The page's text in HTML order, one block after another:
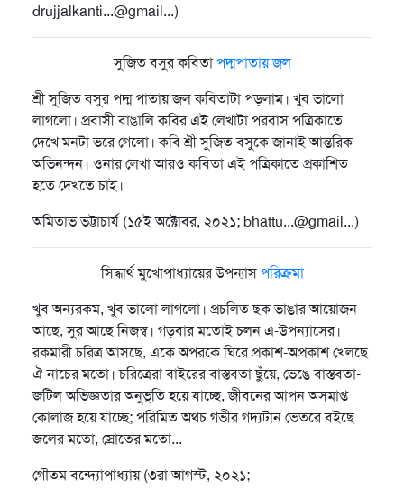
drujjalkanti...@gmail...)
সুজিত বসুর কবিতাপদ্মপাতায় জল
শ্রী সুজিত বসুর পদ্ম পাতায় জল কবিতাটা পড়লাম। খুব ভালো
লাগলো। প্রবাসী বাঙালি কবির এই লেখাটা পরবাস পত্রিকাতে
দেখে মনটা ভরে গেলো। কবি শ্রী সুজিত বসুকে জানাই আন্তরিক
অভিনন্দন। ওনার লেখা আরও কবিতা এই পত্রিকাতে প্রকাশিত
হতে দেখতে চাই।
অমিতাভ ভট্টাচার্য (১৫ই অক্টোবর, ২০২১; bhattu...@gmail...)
সিদ্ধার্থ মুখোপাধ্যায়ের উপন্যাসপরিক্রমা
খুব অন‍্যরকম, খুব ভালো লাগলো। প্রচলিত ছক ভাঙার আয়োজন
আছে, সুর আছে নিজস্ব। গড়বার মতোই চলন এ-উপন‍্যাসের।
রকমারী চরিত্র আসছে, একে অপরকে ঘিরে প্রকাশ-অপ্রকাশ খেলছে
ঐ নাচের মতো। চরিত্রেরা বাইরের বাস্তবতা ছুঁয়ে, ভেঙে বাস্তবতা-
জটিল অভিজ্ঞতার অনুভূতি হয়ে যাচ্ছে, জীবনের আপন অসমাপ্ত
কোলাজ হয়ে যাচ্ছে; পরিমিত অথচ গভীর গদ‍্যটান ভেতরে বইছে
জলের মতো, স্রোতের মতো...
গৌতম বন্দ‍্যোপাধ‍্যায় (৩রা আগস্ট, ২০২১;